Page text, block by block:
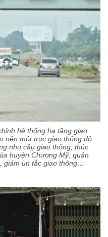
hệ thống hạ tầng giao
nên một trục giao thông đô
nhu cầu giao thông, thúc
huyện Chương Mỹ, quận
giảm ùn tắc giao thông…